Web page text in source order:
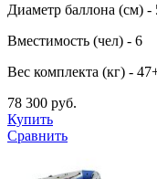
Диаметр баллона (см) -
Вместимость (чел) - 6
Вес комплекта (кг) -
78 300 руб.
Купить
Сравнить